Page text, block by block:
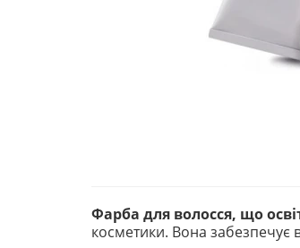
Фарба для волосся, що
косметики. Вона забезпечує